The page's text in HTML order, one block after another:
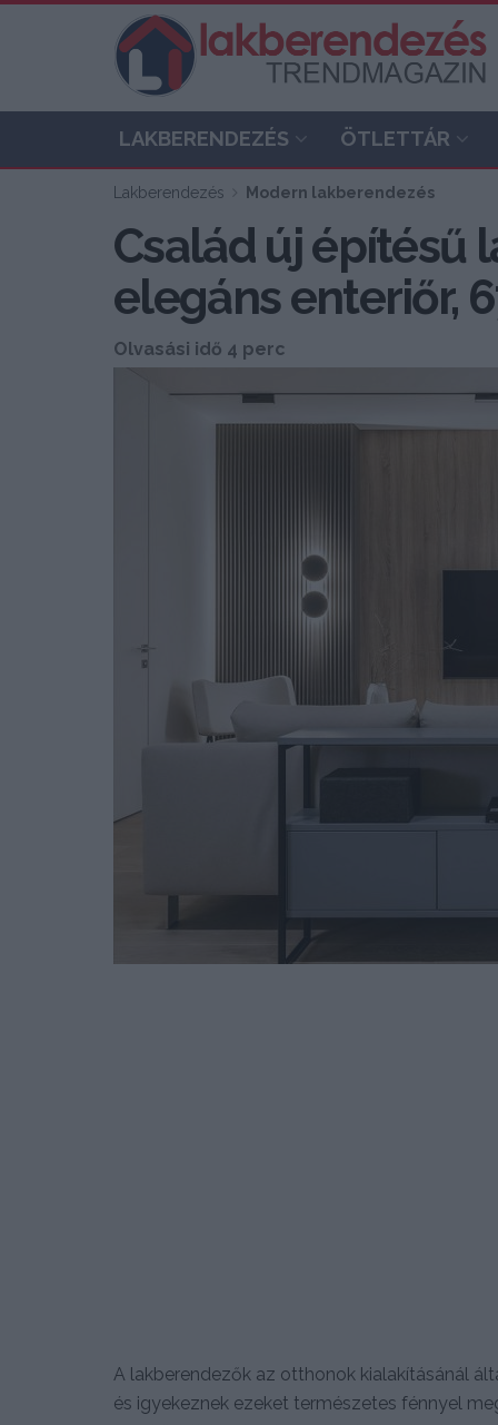
LAKBERENDEZÉS ÖTLETTÁR
Lakberendezés Modern lakberendezés
Család új építésű
elegáns enteriőr,
Olvasási idő 4 perc
A lakberendezők az otthonok kialakításánál
és igyekeznek ezeket természetes fénnyel